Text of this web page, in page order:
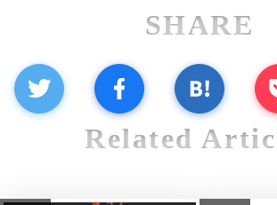
SHARE
Related